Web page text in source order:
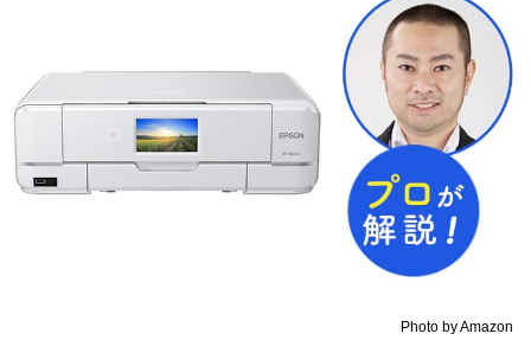
Photo by Amazon